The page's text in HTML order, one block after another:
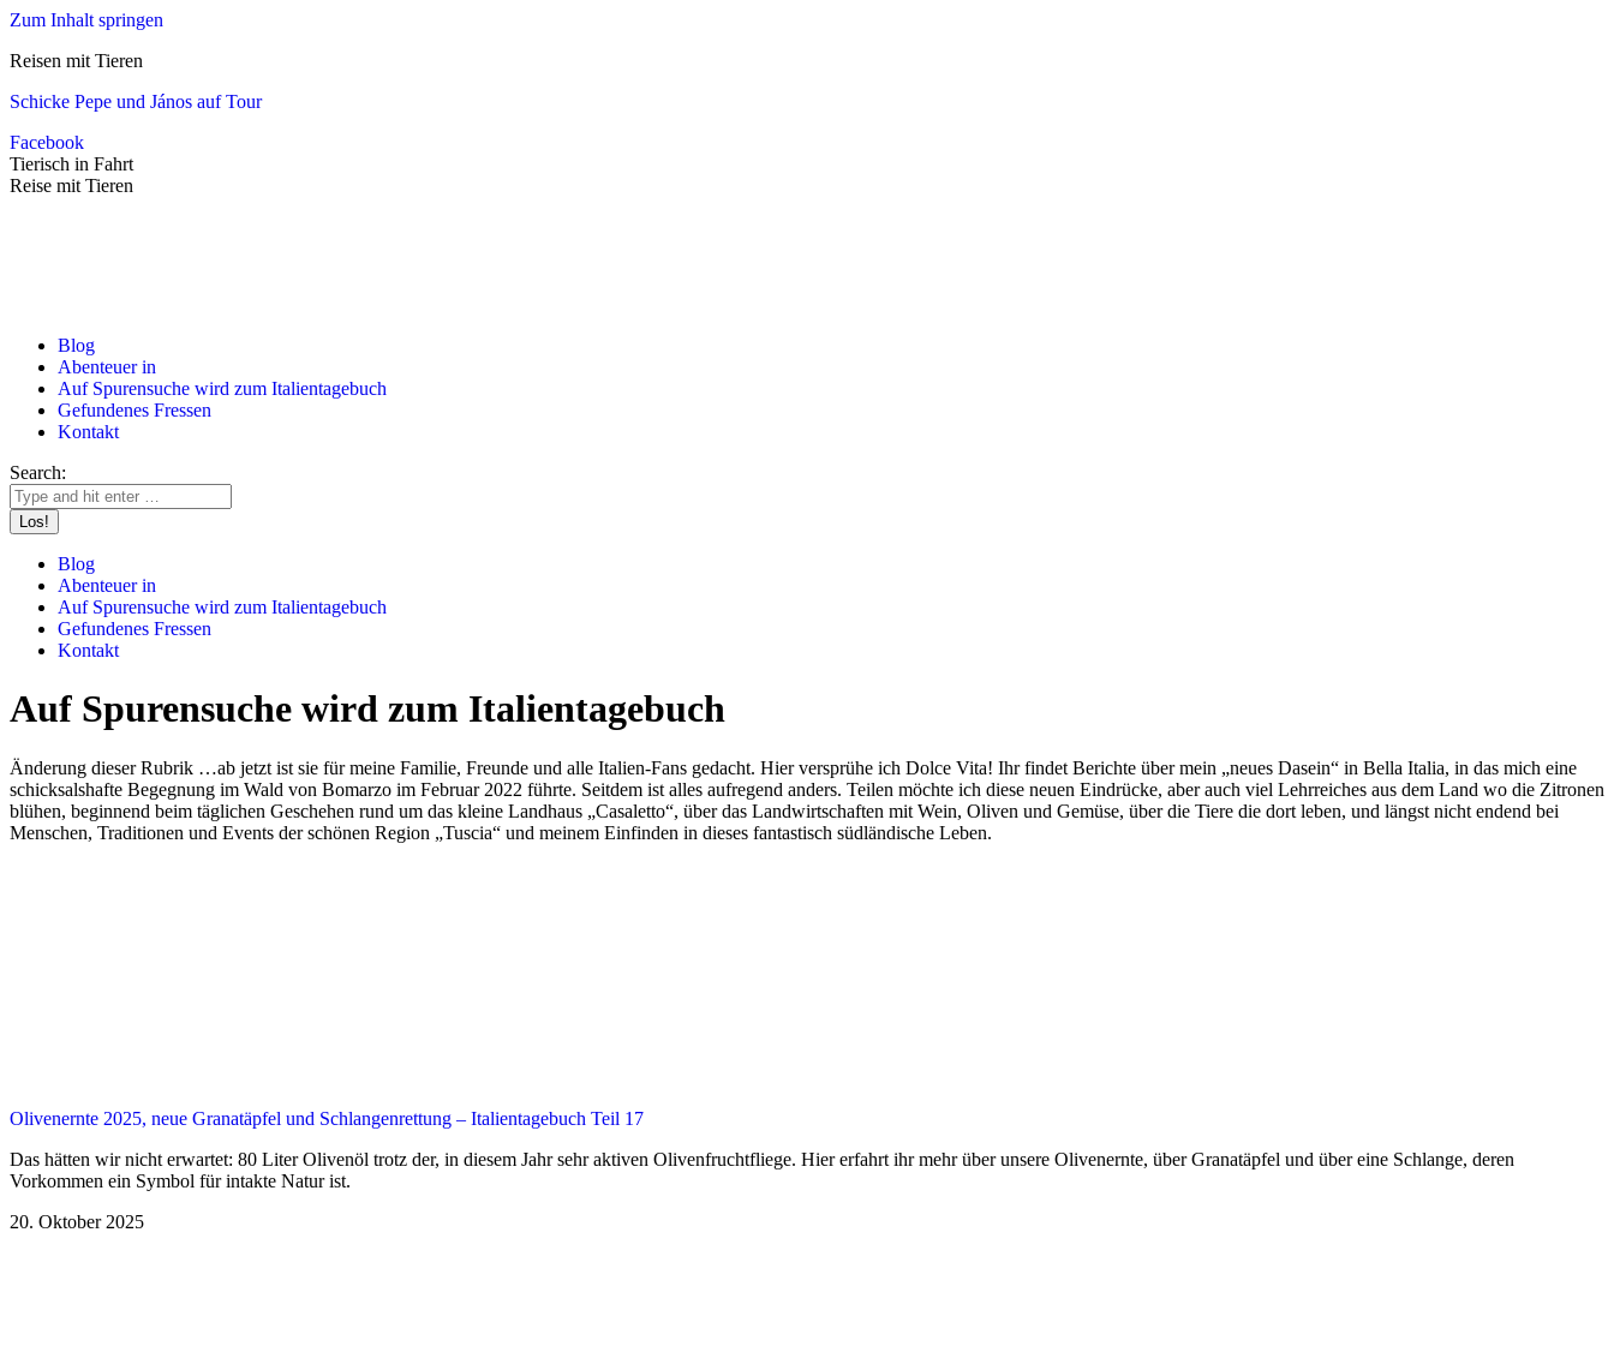
Zum Inhalt springen
Reisen mit Tieren
Schicke Pepe und János auf Tour
Facebook
Tierisch in Fahrt
Reise mit Tieren
Blog
Abenteuer in
Auf Spurensuche wird zum Italientagebuch
Gefundenes Fressen
Kontakt
Search:
Blog
Abenteuer in
Auf Spurensuche wird zum Italientagebuch
Gefundenes Fressen
Kontakt
Auf Spurensuche wird zum Italientagebuch
Änderung dieser Rubrik …ab jetzt ist sie für meine Familie, Freunde und alle Italien-Fans gedacht. Hier versprühe ich Dolce Vita! Ihr findet Berichte über mein „neues Dasein“ in Bella Italia, in das mich eine
schicksalshafte Begegnung im Wald von Bomarzo im Februar 2022 führte. Seitdem ist alles aufregend anders. Teilen möchte ich diese neuen Eindrücke, aber auch viel Lehrreiches aus dem Land wo die Zitronen
blühen, beginnend beim täglichen Geschehen rund um das kleine Landhaus „Casaletto“, über das Landwirtschaften mit Wein, Oliven und Gemüse, über die Tiere die dort leben, und längst nicht endend bei
Menschen, Traditionen und Events der schönen Region „Tuscia“ und meinem Einfinden in dieses fantastisch südländische Leben.
Olivenernte 2025, neue Granatäpfel und Schlangenrettung – Italientagebuch Teil 17
Das hätten wir nicht erwartet: 80 Liter Olivenöl trotz der, in diesem Jahr sehr aktiven Olivenfruchtfliege. Hier erfahrt ihr mehr über unsere Olivenernte, über Granatäpfel und über eine Schlange, deren
Vorkommen ein Symbol für intakte Natur ist.
20. Oktober 2025